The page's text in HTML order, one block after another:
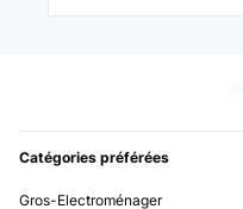
AAA 1A immer wieder gerne
Catégories préférées
Gros-Electroménager